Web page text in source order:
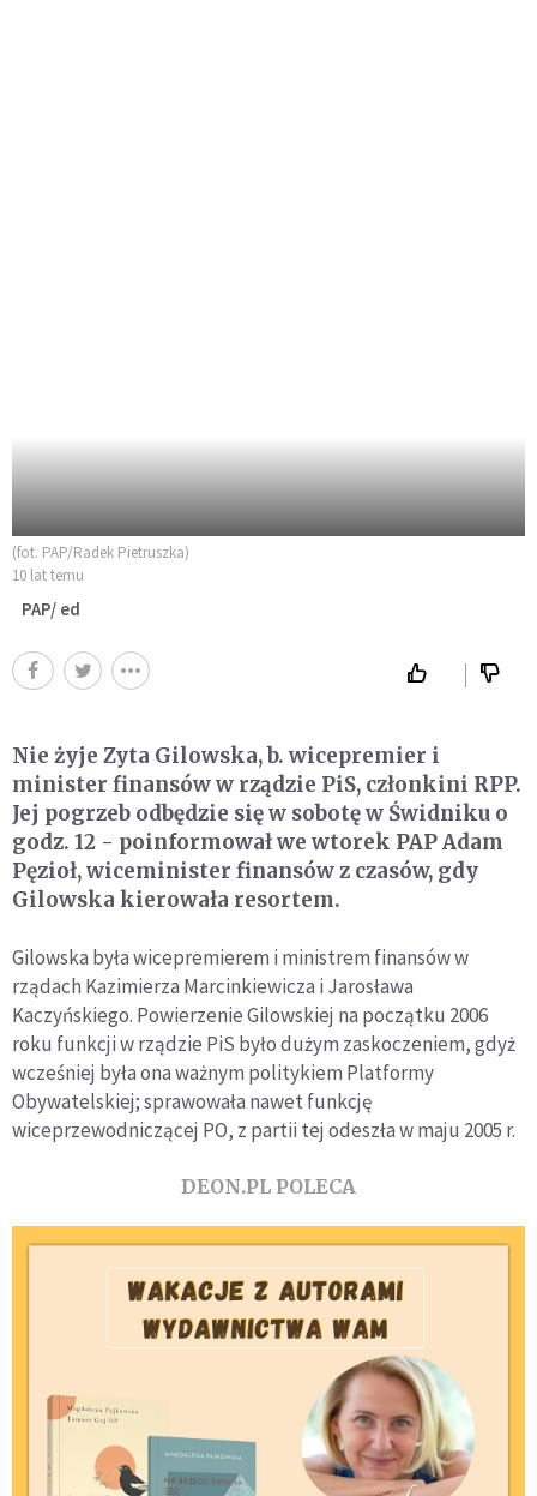
(fot. PAP/Radek Pietruszka)
10 lat temu
PAP/ ed
Nie żyje Zyta Gilowska, b. wicepremier i
minister finansów w rządzie PiS, członkini RPP.
Jej pogrzeb odbędzie się w sobotę w Świdniku o
godz. 12 - poinformował we wtorek PAP Adam
Pęzioł, wiceminister finansów z czasów, gdy
Gilowska kierowała resortem.
Gilowska była wicepremierem i ministrem finansów w
rządach Kazimierza Marcinkiewicza i Jarosława
Kaczyńskiego. Powierzenie Gilowskiej na początku 2006
roku funkcji w rządzie PiS było dużym zaskoczeniem, gdyż
wcześniej była ona ważnym politykiem Platformy
Obywatelskiej; sprawowała nawet funkcję
wiceprzewodniczącej PO, z partii tej odeszła w maju 2005 r.
DEON.PL POLECA